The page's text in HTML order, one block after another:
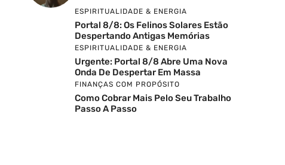
ESPIRITUALIDADE & ENERGIA
Portal 8/8: Os Felinos Solares Estão
Despertando Antigas Memórias
ESPIRITUALIDADE & ENERGIA
Urgente: Portal 8/8 Abre Uma Nova
Onda De Despertar Em Massa
FINANÇAS COM PROPÓSITO
Como Cobrar Mais Pelo Seu Trabalho
Passo A Passo